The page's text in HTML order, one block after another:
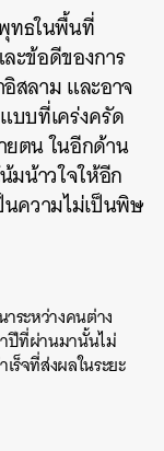
ทธในพื้นที่
ะข้อดีของการ
สลาม และอาจ
บบที่เคร่งครัด
ตน ในอีกด้าน
มน้าวใจให้อีก
นความไม่เป็นพิษ
ระหว่างคนต่าง
ปีที่ผ่านมานั้นไม่
ร็จที่ส่งผลในระยะ